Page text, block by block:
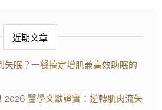
近期文章
失眠？一餐搞定增肌兼高效助眠的
2026 醫學文獻證實：逆轉肌肉流失